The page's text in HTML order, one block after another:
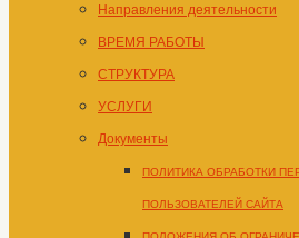
Направления деятельности
ВРЕМЯ РАБОТЫ
СТРУКТУРА
УСЛУГИ
Документы
ПОЛИТИКА ОБРАБОТКИ
ПОЛЬЗОВАТЕЛЕЙ САЙТА